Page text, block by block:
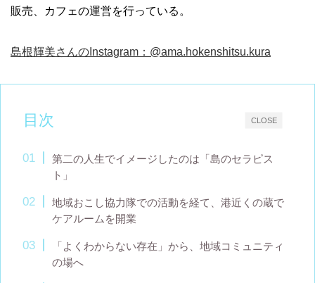
販売、カフェの運営を行っている。
島根輝美さんのInstagram：@ama.hokenshitsu.kura
CLOSE
目次
第二の人生でイメージしたのは「島のセラピス
ト」
地域おこし協力隊での活動を経て、港近くの蔵で
ケアルームを開業
「よくわからない存在」から、地域コミュニティ
の場へ